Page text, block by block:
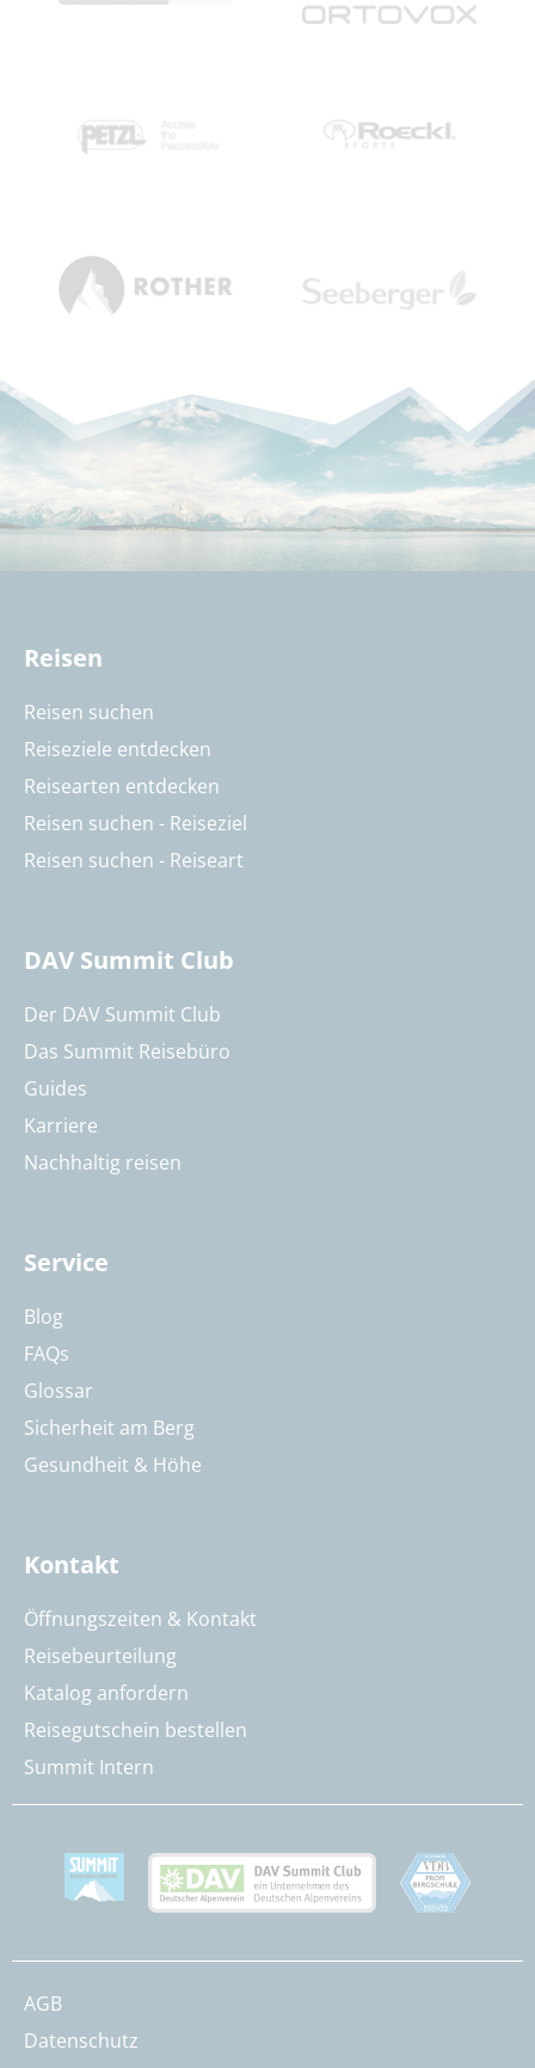
Reisen
Reisen suchen
Reiseziele entdecken
Reisearten entdecken
Reisen suchen - Reiseziel
Reisen suchen - Reiseart
DAV Summit Club
Der DAV Summit Club
Das Summit Reisebüro
Guides
Karriere
Nachhaltig reisen
Service
Blog
FAQs
Glossar
Sicherheit am Berg
Gesundheit & Höhe
Kontakt
Öffnungszeiten & Kontakt
Reisebeurteilung
Katalog anfordern
Reisegutschein bestellen
Summit Intern
AGB
Datenschutz